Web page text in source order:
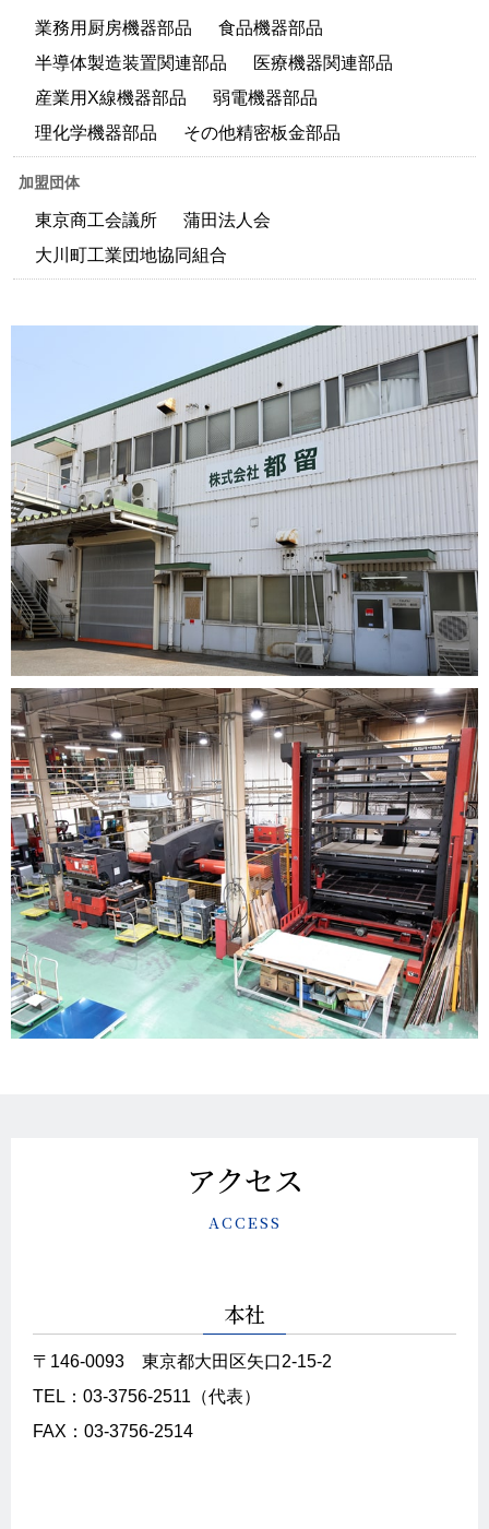
業務用厨房機器部品
食品機器部品
半導体製造装置関連部品
医療機器関連部品
産業用X線機器部品
弱電機器部品
理化学機器部品
その他精密板金部品
加盟団体
東京商工会議所
蒲田法人会
大川町工業団地協同組合
アクセス
ACCESS
本社
〒146-0093 東京都大田区矢口2-15-2
TEL：03-3756-2511（代表）
FAX：03-3756-2514